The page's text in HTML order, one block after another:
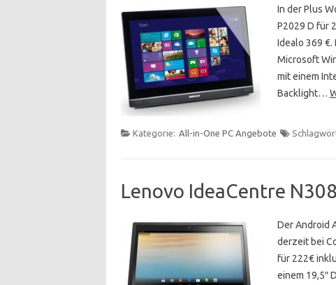
In der Plus
P2029 D für
Idealo 369 €.
Microsoft
mit einem
Backlight…
Kategorie: All-in-One PC Angebote
Lenovo IdeaCentre
Der Android
derzeit bei
für 222€
einem 19,5″